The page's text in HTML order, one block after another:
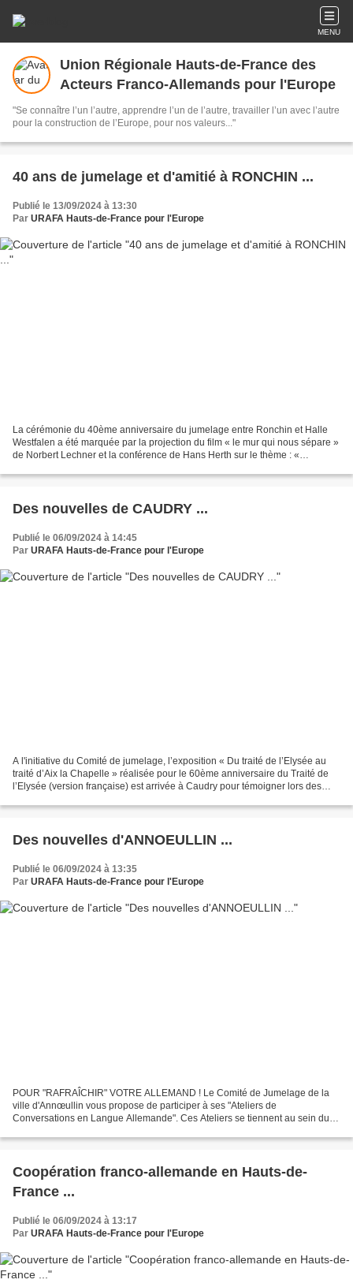
MENU
Union Régionale Hauts-de-France des
Acteurs Franco-Allemands pour l'Europe
"Se connaître l’un l’autre, apprendre l’un de l’autre, travailler l’un avec l’autre
pour la construction de l’Europe, pour nos valeurs..."
40 ans de jumelage et d'amitié à RONCHIN ...
Publié le 13/09/2024 à 13:30
Par URAFA Hauts-de-France pour l'Europe
La cérémonie du 40ème anniversaire du jumelage entre Ronchin et Halle
Westfalen a été marquée par la projection du film « le mur qui nous sépare »
de Norbert Lechner et la conférence de Hans Herth sur le thème : «
Des nouvelles de CAUDRY ...
Publié le 06/09/2024 à 14:45
Par URAFA Hauts-de-France pour l'Europe
A l'initiative du Comité de jumelage, l’exposition « Du traité de l’Elysée au
traité d’Aix la Chapelle » réalisée pour le 60ème anniversaire du Traité de
l’Elysée (version française) est arrivée à Caudry pour témoigner lors des
Des nouvelles d'ANNOEULLIN ...
Publié le 06/09/2024 à 13:35
Par URAFA Hauts-de-France pour l'Europe
POUR "RAFRAÎCHIR" VOTRE ALLEMAND ! Le Comité de Jumelage de la
ville d'Annœullin vous propose de participer à ses "Ateliers de
Conversations en Langue Allemande". Ces Ateliers se tiennent au sein du
Coopération franco-allemande en Hauts-de-
France ...
Publié le 06/09/2024 à 13:17
Par URAFA Hauts-de-France pour l'Europe